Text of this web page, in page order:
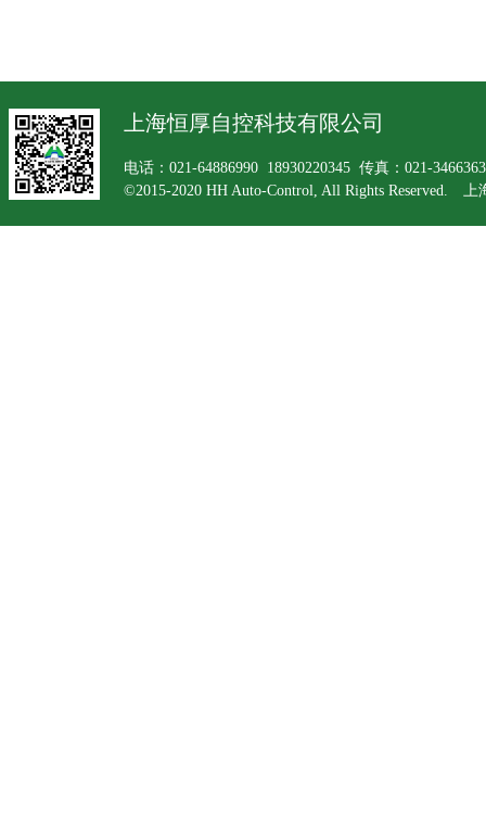
上海恒厚自控科技有限公司
电话：021-64886990 18930220345 传真：021-
©2015-2020 HH Auto-Control, All Rights Reserved.